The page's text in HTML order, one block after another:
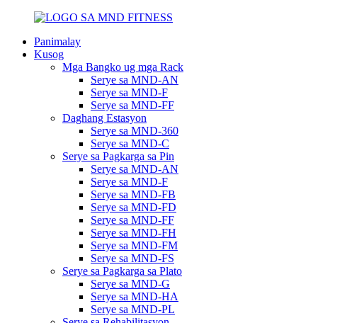
Panimalay
Kusog
Mga Bangko ug mga Rack
Serye sa MND-AN
Serye sa MND-F
Serye sa MND-FF
Daghang Estasyon
Serye sa MND-360
Serye sa MND-C
Serye sa Pagkarga sa Pin
Serye sa MND-AN
Serye sa MND-F
Serye sa MND-FB
Serye sa MND-FD
Serye sa MND-FF
Serye sa MND-FH
Serye sa MND-FM
Serye sa MND-FS
Serye sa Pagkarga sa Plato
Serye sa MND-G
Serye sa MND-HA
Serye sa MND-PL